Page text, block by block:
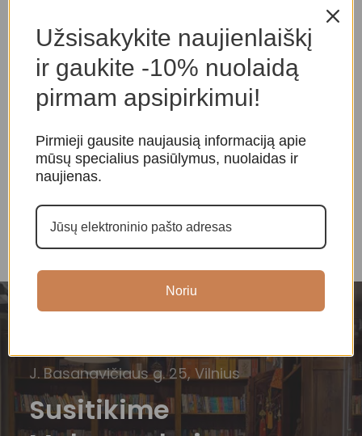
J. Basanavičiaus g. 25, Vilnius
Susitikime
Užsisakykite naujienlaiškį
ir gaukite -10% nuolaidą
pirmam apsipirkimui!
Pirmieji gausite naujausią informaciją apie
mūsų specialius pasiūlymus, nuolaidas ir
naujienas.
Noriu